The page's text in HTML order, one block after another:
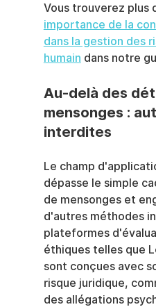
Vous trouverez plus
importance de la
dans la gestion des
humain dans notre
Au-delà des
mensonges :
interdites
Le champ
dépasse le simple
de mensonges et
d'autres méthodes
plateformes
éthiques telles que
sont conçues avec
risque juridique,
des allégations